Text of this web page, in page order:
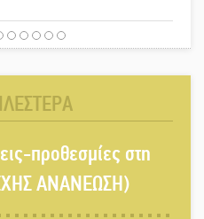
Μπότας: Digital Marketing
περιφέρεια
στη Νομαρχιακή
ΣΥΡΙΖΑ-ΠΣ Λακωνίας
προθεσμίες στη
ΑΝΑΝΕΩΣΗ)